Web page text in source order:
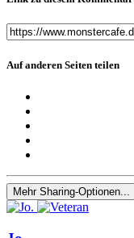
Auf anderen Seiten teilen
Mehr Sharing-Optionen...